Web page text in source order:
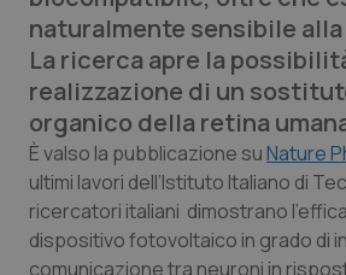
QS Pro
Professionisti Sanitari.AI
Abruzzo
Basilicata
QS Pro Gold
Artrite & artrosi
QS Club Newsletter
naturalmente sensibile
La ricerca apre la
realizzazione di un
organico della retina
È valso la pubblicazione suNature
ultimi lavori dell’Istituto Italiano di
ricercatori italiani dimostrano
dispositivo fotovoltaico in grado di
comunicazione tra neuroni in